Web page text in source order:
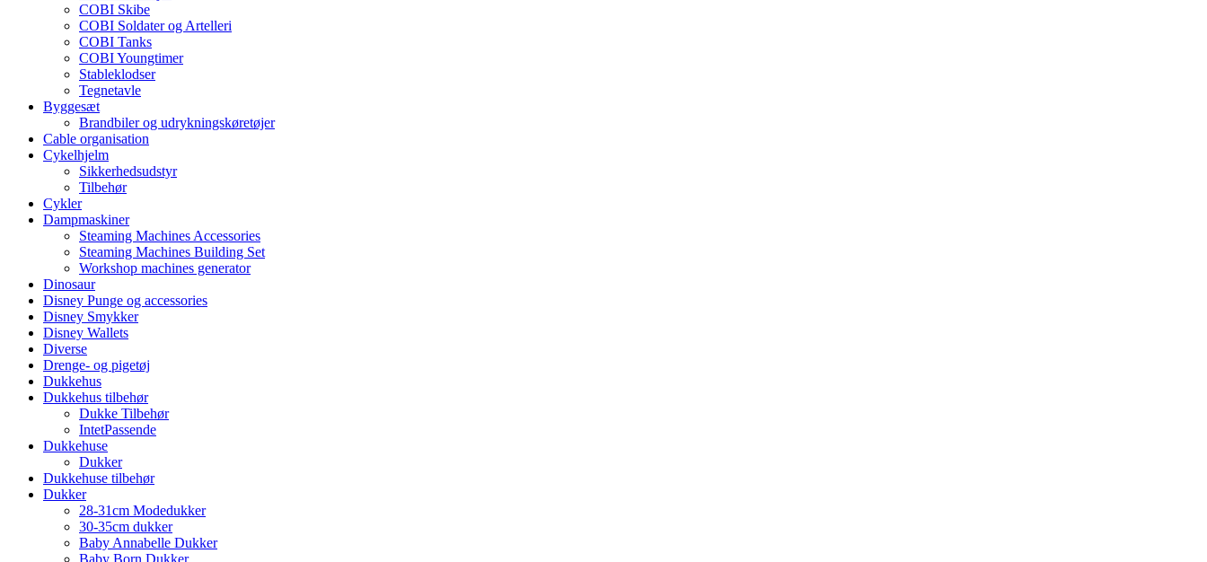
COBI Skibe
COBI Soldater og Artelleri
COBI Tanks
COBI Youngtimer
Stableklodser
Tegnetavle
Byggesæt
Brandbiler og udrykningskøretøjer
Cable organisation
Cykelhjelm
Sikkerhedsudstyr
Tilbehør
Cykler
Dampmaskiner
Steaming Machines Accessories
Steaming Machines Building Set
Workshop machines generator
Dinosaur
Disney Punge og accessories
Disney Smykker
Disney Wallets
Diverse
Drenge- og pigetøj
Dukkehus
Dukkehus tilbehør
Dukke Tilbehør
IntetPassende
Dukkehuse
Dukker
Dukkehuse tilbehør
Dukker
28-31cm Modedukker
30-35cm dukker
Baby Annabelle Dukker
Baby Born Dukker